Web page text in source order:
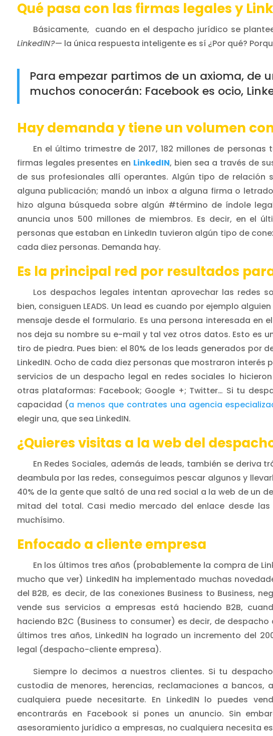
Qué pasa con las firmas legales y
Básicamente, cuando en el despacho jurídico se
LinkedIN?— la única respuesta inteligente es sí ¿Por qué?
Para empezar partimos de un axioma, de
muchos conocerán: Facebook es ocio,
Hay demanda y tiene un volumen
En el último trimestre de 2017, 182 millones de
firmas legales presentes en LinkedIN, bien sea a través de
de sus profesionales allí operantes. Algún tipo de relación
alguna publicación; mandó un inbox a alguna firma o
hizo alguna búsqueda sobre algún #término de índole
anuncia unos 500 millones de miembros. Es decir, en el
personas que estaban en LinkedIn tuvieron algún tipo de
cada diez personas. Demanda hay.
Es la principal red por resultados
Los despachos legales intentan aprovechar las redes
bien, consiguen LEADS. Un lead es cuando por ejemplo
mensaje desde el formulario. Es una persona interesada en
nos deja su nombre su e-mail y tal vez otros datos. Esto es
tiro de piedra. Pues bien: el 80% de los leads generados por
LinkedIN. Ocho de cada diez personas que mostraron
servicios de un despacho legal en redes sociales lo
otras plataformas: Facebook; Google +; Twitter… Si tu
capacidad (a menos que contrates una agencia
elegir una, que sea LinkedIN.
¿Quieres visitas a la web del
En Redes Sociales, además de leads, también se deriva
deambula por las redes, conseguimos pescar algunos y
40% de la gente que saltó de una red social a la web de un
mitad del total. Casi medio mercado del enlace desde las
muchísimo.
Enfocado a cliente empresa
En los últimos tres años (probablemente la compra de
mucho que ver) LinkedIN ha implementado muchas
del B2B, es decir, de las conexiones Business to Business,
vende sus servicios a empresas está haciendo B2B,
haciendo B2C (Business to consumer) es decir, de
últimos tres años, LinkedIN ha logrado un incremento del
legal (despacho-cliente empresa).
Siempre lo decimos a nuestros clientes. Si tu
custodia de menores, herencias, reclamaciones a bancos,
cualquiera puede necesitarte. En LinkedIN lo puedes
encontrarás en Facebook si pones un anuncio. Sin
asesoramiento jurídico a empresas, no cualquiera necesita